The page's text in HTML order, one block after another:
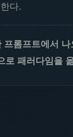
다.
롬프트에서
로 패러다임을